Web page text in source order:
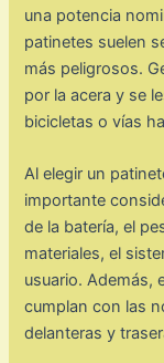
una potencia
patinetes suelen
más peligrosos.
por la acera y se
bicicletas o vías
Al elegir un
importante
de la batería, el
materiales, el
usuario. Además,
cumplan con las
delanteras y